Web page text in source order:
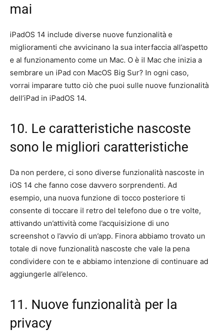
mai
iPadOS 14 include diverse nuove funzionalità e
miglioramenti che avvicinano la sua interfaccia all’aspetto
e al funzionamento come un Mac. O è il Mac che inizia a
sembrare un iPad con MacOS Big Sur? In ogni caso,
vorrai imparare tutto ciò che puoi sulle nuove funzionalità
dell’iPad in iPadOS 14.
10. Le caratteristiche nascoste
sono le migliori caratteristiche
Da non perdere, ci sono diverse funzionalità nascoste in
iOS 14 che fanno cose davvero sorprendenti. Ad
esempio, una nuova funzione di tocco posteriore ti
consente di toccare il retro del telefono due o tre volte,
attivando un’attività come l’acquisizione di uno
screenshot o l’avvio di un’app. Finora abbiamo trovato un
totale di nove funzionalità nascoste che vale la pena
condividere con te e abbiamo intenzione di continuare ad
aggiungerle all’elenco.
11. Nuove funzionalità per la
privacy